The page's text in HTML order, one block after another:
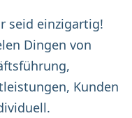
seid einzigartig!
Dingen von
Kunden